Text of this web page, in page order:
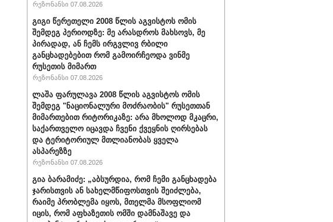
რეზონანსი 07.08.2026
გიგი წერეთელი 2008 წლის აგვისტოს ომის
შემდეგ პერიოდზე: მე არასდროს მახსოვს, მე
პირადად, ან ჩემს ირგვლივ რბილი
განცხადებებით რომ გამოირჩეოდა ვინმე
რუსეთის მიმართ
რეზონანსი 07.08.2026
ლაშა ფარულავა 2008 წლის აგვისტოს ომის
შემდეგ "ნაციონალური მოძრაობის" რუსეთთან
მიმართებით რიტორიკაზე: არა მხოლოდ მკაცრი,
საქართველო იცავდა ჩვენი ქვეყნის ღირსებას
და ტერიტორიულ მთლიანობას ყველა
ასპარეზზე
რეზონანსი 07.08.2026
გია ბარამიძე: „აბსურდია, რომ ჩემი განცხადება
ჯარისთვის ან სახელმწიფოსთვის შეიძლება,
რაიმე პრობლემა იყოს, მთელმა მსოფლიომ
იცის, რომ აფხაზეთის ომში დამნაშავე და